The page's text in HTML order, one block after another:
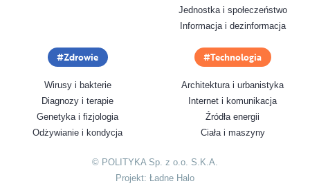
Jednostka i społeczeństwo
Informacja i dezinformacja
Zdrowie
Wirusy i bakterie
Diagnozy i terapie
Genetyka i fizjologia
Odżywianie i kondycja
Technologia
Architektura i urbanistyka
Internet i komunikacja
Źródła energii
Ciała i maszyny
© POLITYKA Sp. z o.o. S.K.A.
Projekt: Ładne Halo